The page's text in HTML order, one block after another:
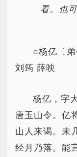
看。也
○杨亿〔
刘筠 薛映
杨亿，字
唐玉山令。亿
山人来谒。未
经月乃落。能